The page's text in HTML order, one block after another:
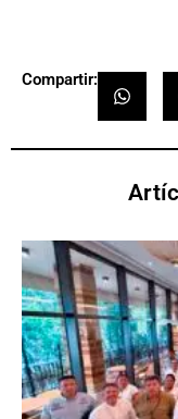
Compartir: